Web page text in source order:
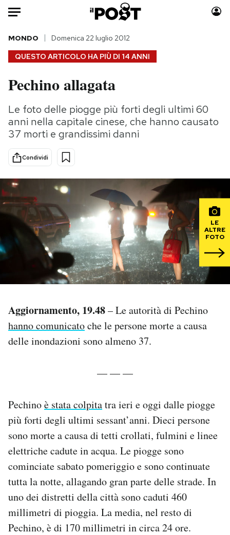
Auto
HOME
Italia
Politica
Tecnologia
Scienza
Economia
Sport
Consumismi
Storie/Idee
Altrecose
Mondiali calcio 2026
PODCAST
NEWSLETTER
I MIEI PREFERITI
AREA PERSONALE
Area Personale
Newsletter
Notifiche mobile
Regala il Post
Hai bisogno di aiuto?
QUESTO ARTICOLO HA PIÙ DI 14 ANNI
MONDO Domenica 22 luglio 2012
Pechino allagata
Le foto delle piogge più forti degli ultimi 60
anni nella capitale cinese, che hanno causato
37 morti e grandissimi danni
Condividi
LE
ALTRE
FOTO
Aggiornamento, 19.48– Le autorità di Pechino
hanno comunicatoche le persone morte a causa
delle inondazioni sono almeno 37.
— — —
Pechinoè stata colpitatra ieri e oggi dalle piogge
più forti degli ultimi sessant’anni. Dieci persone
sono morte a causa di tetti crollati, fulmini e linee
elettriche cadute in acqua. Le piogge sono
cominciate sabato pomeriggio e sono continuate
tutta la notte, allagando gran parte delle strade. In
uno dei distretti della città sono caduti 460
millimetri di pioggia. La media, nel resto di
Pechino, è di 170 millimetri in circa 24 ore.